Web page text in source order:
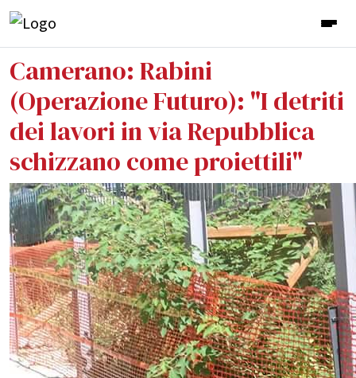
Camerano: Rabini
(Operazione Futuro): "I detriti
dei lavori in via Repubblica
schizzano come proiettili"